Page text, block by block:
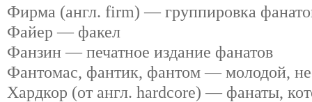
Фирма (англ. firm) — группировка
Файер — факел
Фанзин — печатное издание фанатов
Фантомас, фантик, фантом — молодой,
Хардкор (от англ. hardcore) — фанаты,